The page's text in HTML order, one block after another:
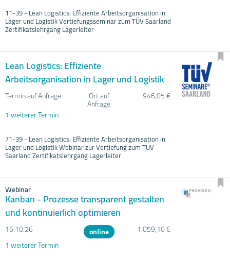
11-39 - Lean Logistics: Effiziente Arbeitsorganisation in
Lager und Logistik Vertiefungsseminar zum TÜV Saarland
Zertifikatslehrgang Lagerleiter
Lean Logistics: Effiziente
Arbeitsorganisation in Lager und Logistik
Termin auf Anfrage Ort auf
Anfrage
946,05 €
1 weiterer Termin
71-39 - Lean Logistics: Effiziente Arbeitsorganisation in
Lager und Logistik Webinar zur Vertiefung zum TÜV
Saarland Zertifikatslehrgang Lagerleiter
Webinar
Kanban - Prozesse transparent gestalten
und kontinuierlich optimieren
16.10.26 online
1.059,10 €
1 weiterer Termin